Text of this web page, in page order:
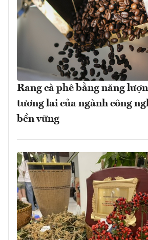
Rang cà phê bằng năng
tương lai của ngành công
bền vững